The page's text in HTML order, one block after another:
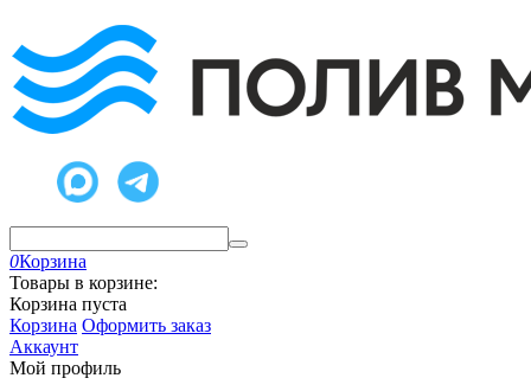
0Корзина
Товары в корзине:
Корзина пуста
Корзина Оформить заказ
Аккаунт
Мой профиль